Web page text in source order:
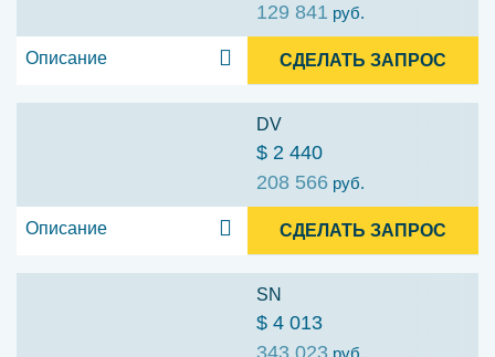
129 841 руб.
Описание СДЕЛАТЬ ЗАПРОС
DV
$ 2 440
208 566 руб.
Описание СДЕЛАТЬ ЗАПРОС
SN
$ 4 013
343 023 руб.